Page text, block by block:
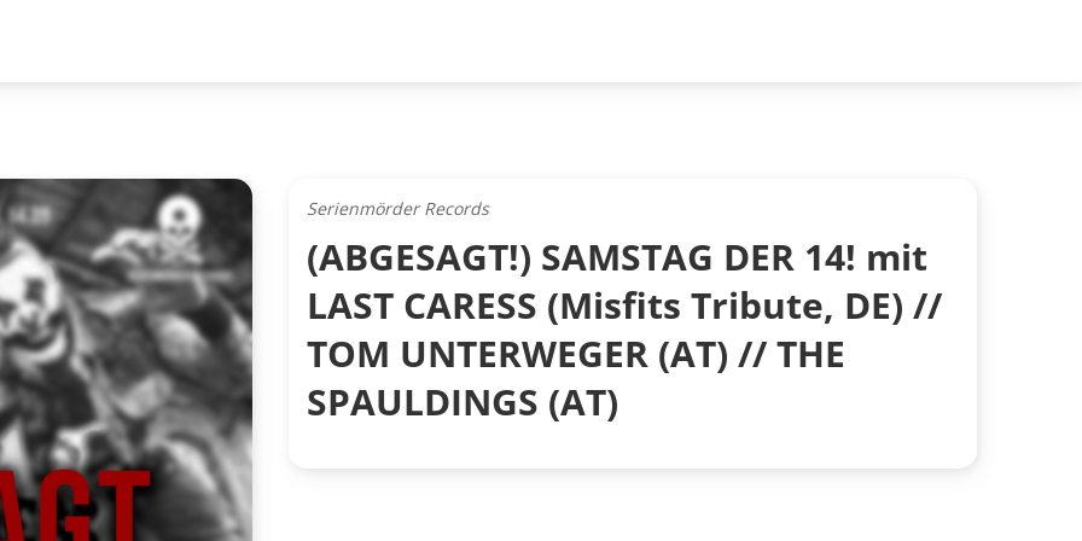
Serienmörder Records
(ABGESAGT!) SAMSTAG DER 14! mit
LAST CARESS (Misfits Tribute, DE) //
TOM UNTERWEGER (AT) // THE
SPAULDINGS (AT)